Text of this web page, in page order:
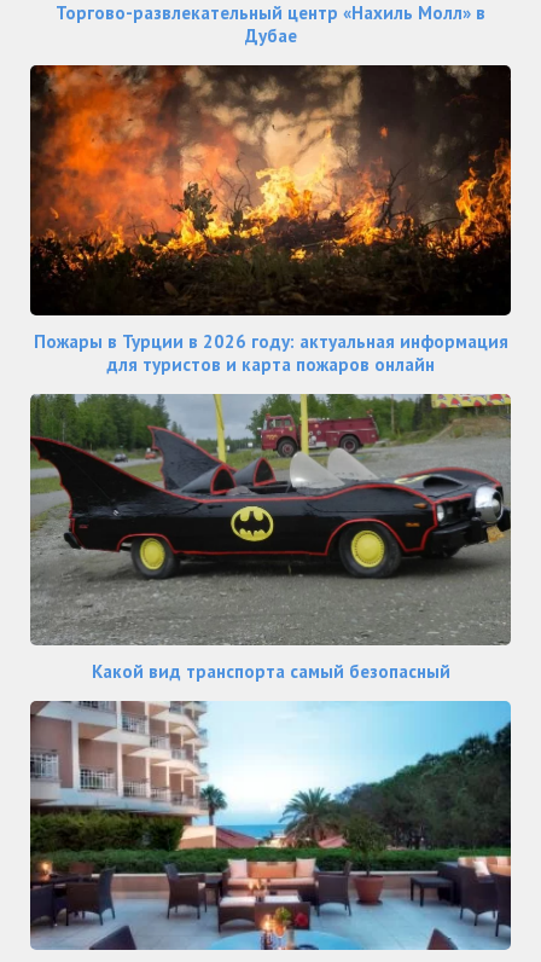
Торгово-развлекательный центр «Нахиль Молл» в
Дубае
Пожары в Турции в 2026 году: актуальная информация
для туристов и карта пожаров онлайн
Какой вид транспорта самый безопасный